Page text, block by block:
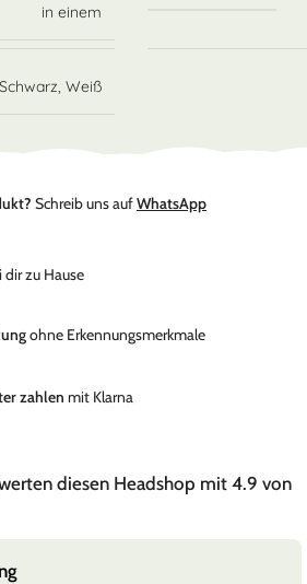
in einem
Schwarz,Weiß
Schreib uns aufWhatsApp
dir zu Hause
ohne Erkennungsmerkmale
zahlen mit Klarna
diesen Headshop mit 4.9 von
und einfache Reinigung